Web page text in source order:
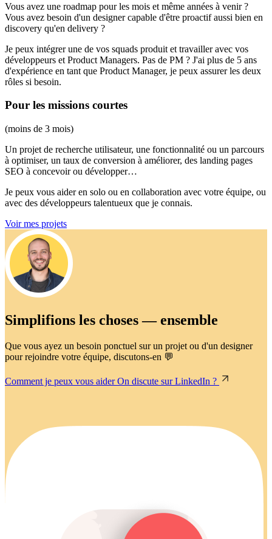
Vous avez une roadmap pour les mois et même années à venir ?
Vous avez besoin d'un designer capable d'être proactif aussi bien en
discovery qu'en delivery ?
Je peux intégrer une de vos squads produit et travailler avec vos
développeurs et Product Managers. Pas de PM ? J'ai plus de 5 ans
d'expérience en tant que Product Manager, je peux assurer les deux
rôles si besoin.
Pour les missions courtes
(moins de 3 mois)
Un projet de recherche utilisateur, une fonctionnalité ou un parcours
à optimiser, un taux de conversion à améliorer, des landing pages
SEO à concevoir ou développer…
Je peux vous aider en solo ou en collaboration avec votre équipe, ou
avec des développeurs talentueux que je connais.
Voir mes projets
Simplifions les choses — ensemble
Que vous ayez un besoin ponctuel sur un projet ou d'un designer
pour rejoindre votre équipe, discutons-en 💬
Comment je peux vous aiderOn discute sur LinkedIn ?